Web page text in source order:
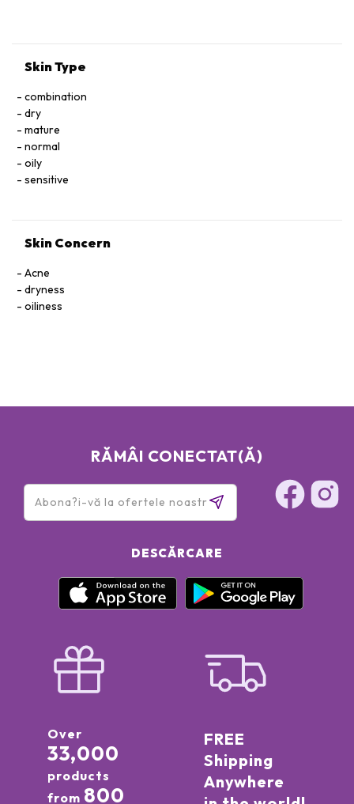
Skin Type
combination
dry
mature
normal
oily
sensitive
Skin Concern
Acne
dryness
oiliness
RĂMÂI CONECTAT(Ă)
DESCĂRCARE
Over
33,000
products
from 800
FREE
Shipping
Anywhere